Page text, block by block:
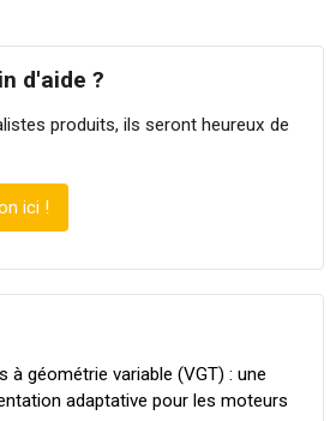
d'aide ?
produits, ils seront heureux de
ici !
à géométrie variable (VGT) : une
adaptative pour les moteurs